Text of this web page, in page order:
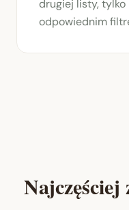
drugiej listy, tylko
odpowiednim